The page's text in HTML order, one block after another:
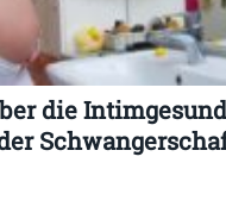
die